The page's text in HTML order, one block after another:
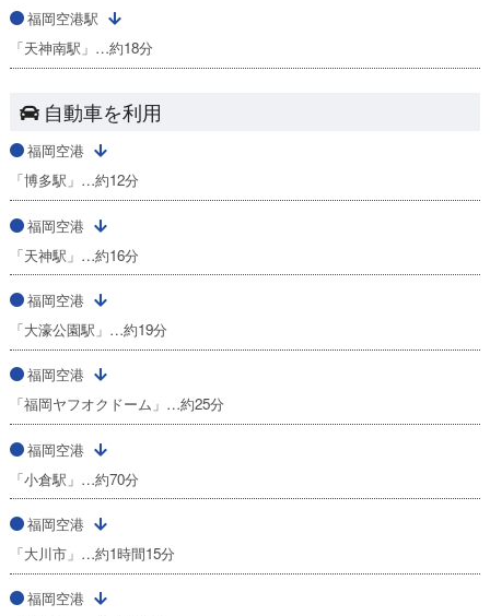
福岡空港駅
「天神南駅」…約18分
自動車を利用
福岡空港
「博多駅」…約12分
福岡空港
「天神駅」…約16分
福岡空港
「大濠公園駅」…約19分
福岡空港
「福岡ヤフオクドーム」…約25分
福岡空港
「小倉駅」…約70分
福岡空港
「大川市」…約1時間15分
福岡空港